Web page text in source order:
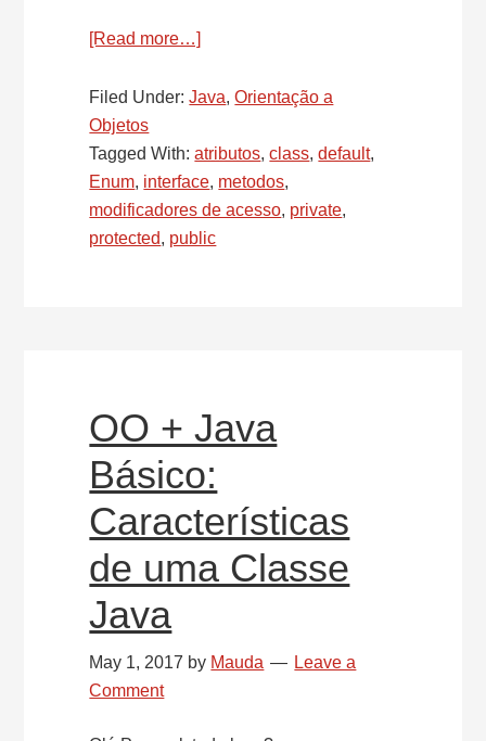
[Read more…]
+
Básico:
Modificadores
de
Acesso
Filed Under:Java,Orientação a
Objetos
Tagged With:atributos,class,default,
Enum, interface, metodos,
modificadores de acesso, private,
protected, public
OO + Java
Básico:
Características
de uma Classe
Java
May 1, 2017 by Mauda
Leave a
Comment